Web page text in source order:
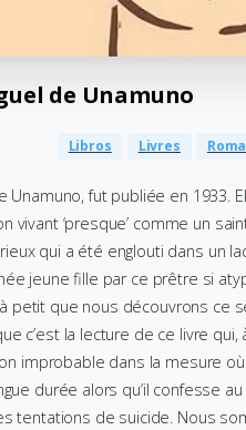
de Unamuno
Libros Livres
fut publiée en 1933.
‘presque’ comme un
qui a été englouti dans un
jeune fille par ce prêtre si
petit que nous découvrons ce
c’est la lecture de ce livre
improbable dans la mesure
durée alors qu’il confesse
tentations de suicide. Nous